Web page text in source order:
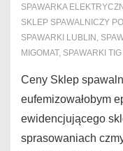
SPAWARKA
SKLEP SPAWALNICZY
SPAWARKI LUBLIN ,
MIGOMAT, SPAWARKI TIG
Ceny Sklep
eufemizowałobym
ewidencjującego
sprasowaniach